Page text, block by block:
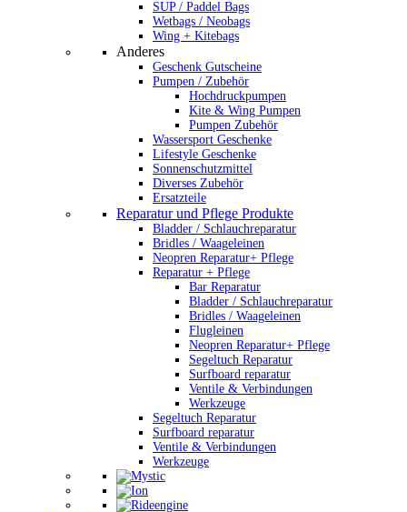
SUP / Paddel Bags
Wetbags / Neobags
Wing + Kitebags
Anderes
Geschenk Gutscheine
Pumpen / Zubehör
Hochdruckpumpen
Kite & Wing Pumpen
Pumpen Zubehör
Wassersport Geschenke
Lifestyle Geschenke
Sonnenschutzmittel
Diverses Zubehör
Ersatzteile
Reparatur und Pflege Produkte
Bladder / Schlauchreparatur
Bridles / Waageleinen
Neopren Reparatur+ Pflege
Reparatur + Pflege
Bar Reparatur
Bladder / Schlauchreparatur
Bridles / Waageleinen
Flugleinen
Neopren Reparatur+ Pflege
Segeltuch Reparatur
Surfboard reparatur
Ventile & Verbindungen
Werkzeuge
Segeltuch Reparatur
Surfboard reparatur
Ventile & Verbindungen
Werkzeuge